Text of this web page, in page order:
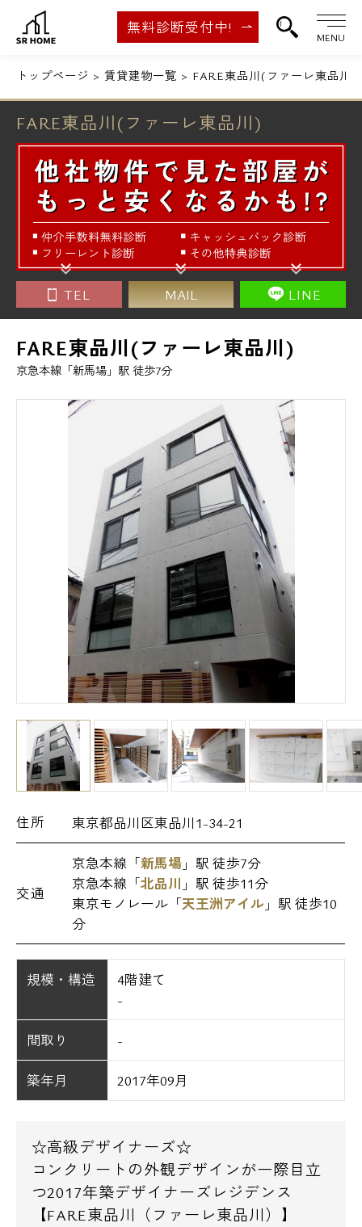
無料診断受付中!
MENU
トップページ 賃貸建物一覧 FARE東品川(ファーレ東品川)
FARE東品川(ファーレ東品川)
TEL MAIL LINE
FARE東品川(ファーレ東品川)
京急本線「新馬場」駅 徒歩7分
住所 東京都品川区東品川1-34-21
交通
京急本線「新馬場 」駅 徒歩7分
京急本線「北品川 」駅 徒歩11分
東京モノレール「天王洲アイル 」駅 徒歩10
分
規模・構造
4階建て
-
間取り -
築年月 2017年09月
☆高級デザイナーズ☆
コンクリートの外観デザインが一際目立
つ2017年築デザイナーズレジデンス
【FARE東品川（ファーレ東品川）】